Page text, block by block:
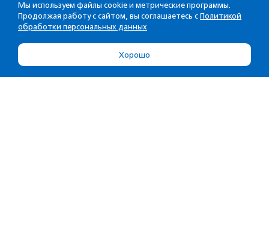
Мы используем файлы cookie и метрические программы.
Продолжая работу с сайтом, вы соглашаетесь с Политикой
обработки персональных данных
Хорошо